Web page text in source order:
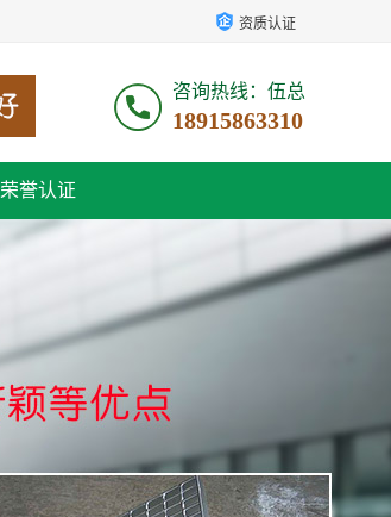
资质认证
咨询热线：伍总
18915863310
荣誉认证